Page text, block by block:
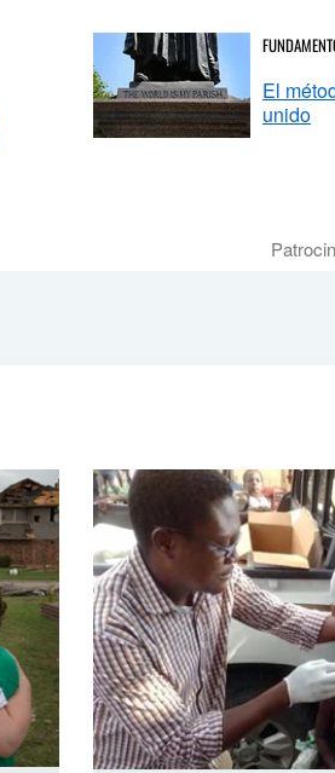
El
unido